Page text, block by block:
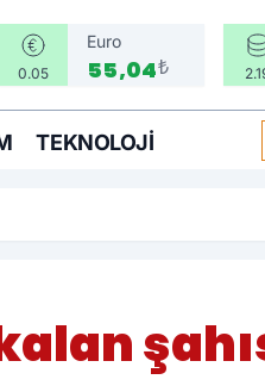
0.05
Euro
55,04₺
TEKNOLOJI